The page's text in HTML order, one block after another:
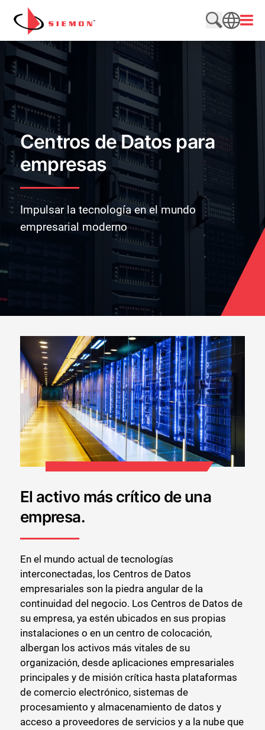
Saltar al contenido
Buscar en
Abrir
SEARCH
Centros de Datos para
empresas
Impulsar la tecnología en el mundo
empresarial moderno
El activo más crítico de una
empresa.
En el mundo actual de tecnologías
interconectadas, los Centros de Datos
empresariales son la piedra angular de la
continuidad del negocio. Los Centros de Datos de
su empresa, ya estén ubicados en sus propias
instalaciones o en un centro de colocación,
albergan los activos más vitales de su
organización, desde aplicaciones empresariales
principales y de misión crítica hasta plataformas
de comercio electrónico, sistemas de
procesamiento y almacenamiento de datos y
acceso a proveedores de servicios y a la nube que